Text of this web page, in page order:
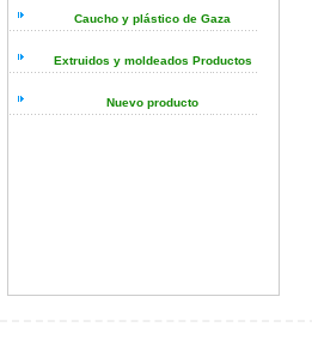
Caucho y plástico de Gaza
Extruidos y moldeados Productos
Nuevo producto